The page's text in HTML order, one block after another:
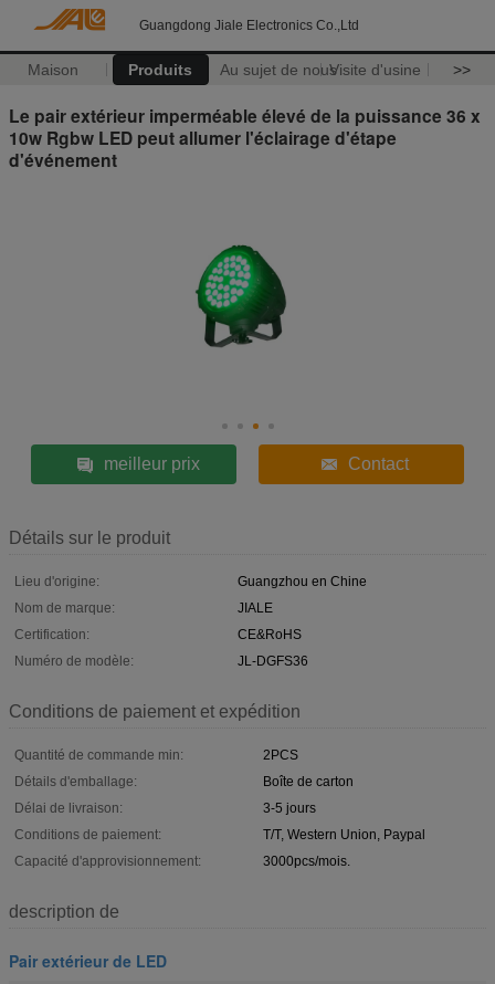
Guangdong Jiale Electronics Co.,Ltd
Maison Produits Au sujet de nousVisite d'usine >>
Le pair extérieur imperméable élevé de la puissance 36 x
10w Rgbw LED peut allumer l'éclairage d'étape
d'événement
meilleur prix Contact
Détails sur le produit
Lieu d'origine:
Guangzhou en Chine
Nom de marque:
JIALE
Certification:
CE&RoHS
Numéro de modèle:
JL-DGFS36
Conditions de paiement et expédition
Quantité de commande min:
2PCS
Détails d'emballage:
Boîte de carton
Délai de livraison:
3-5 jours
Conditions de paiement:
T/T, Western Union, Paypal
Capacité d'approvisionnement:
3000pcs/mois.
description de
Pair extérieur de LED